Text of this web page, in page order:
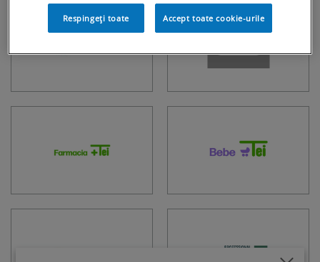
Respingeți toate Accept toate cookie-urile